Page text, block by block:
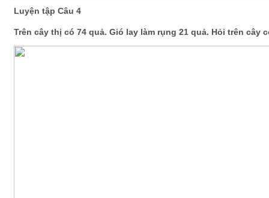
Luyện tập Câu 4
Trên cây thị có 74 quả. Gió lay làm rụng 21 quả. Hỏi trên cây